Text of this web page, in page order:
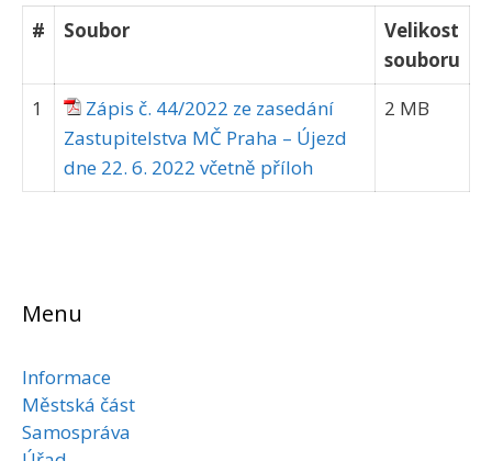
# Soubor
Velikost
souboru
1
Zápis č. 44/2022 ze zasedání
Zastupitelstva MČ Praha – Újezd
dne 22. 6. 2022 včetně příloh
2 MB
Menu
Informace
Městská část
Samospráva